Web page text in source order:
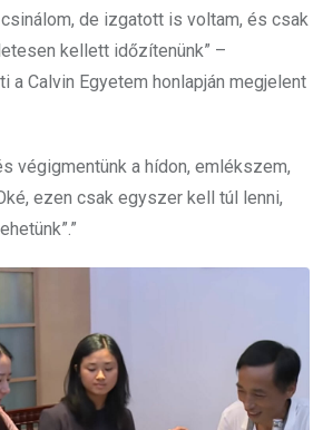
de izgatott is voltam, és csak
kellett időzítenünk” –
a Calvin Egyetem honlapján megjelent
végigmentünk a hídon, emlékszem,
ezen csak egyszer kell túl lenni,